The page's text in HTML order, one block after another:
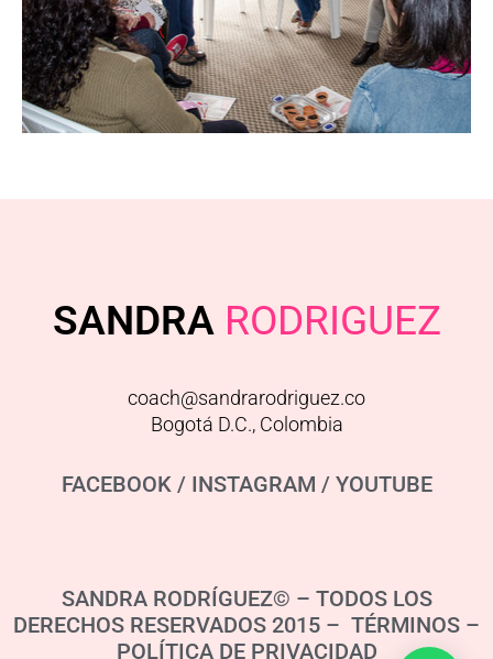
SANDRA RODRIGUEZ
coach@sandrarodriguez.co
Bogotá D.C., Colombia
FACEBOOK / INSTAGRAM / YOUTUBE
SANDRA RODRÍGUEZ© – TODOS LOS
DERECHOS RESERVADOS 2015 – TÉRMINOS –
POLÍTICA DE PRIVACIDAD